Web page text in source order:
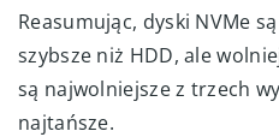
Reasumując, dyski NVMe
szybsze niż HDD, ale
są najwolniejsze z trzech
najtańsze.